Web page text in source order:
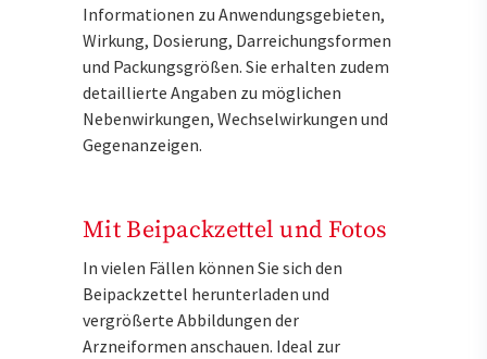
Informationen zu Anwendungsgebieten,
Wirkung, Dosierung, Darreichungsformen
und Packungsgrößen. Sie erhalten zudem
detaillierte Angaben zu möglichen
Nebenwirkungen, Wechselwirkungen und
Gegenanzeigen.
Mit Beipackzettel und Fotos
In vielen Fällen können Sie sich den
Beipackzettel herunterladen und
vergrößerte Abbildungen der
Arzneiformen anschauen. Ideal zur